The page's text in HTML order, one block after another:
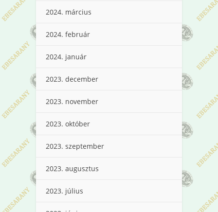
2024. március
2024. február
2024. január
2023. december
2023. november
2023. október
2023. szeptember
2023. augusztus
2023. július